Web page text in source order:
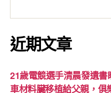
近期文章
21歲電競選手清晨發遺
車材料臟移植給父親，俱